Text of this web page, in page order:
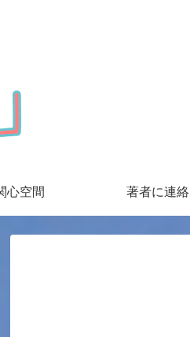
心空間 著者に連絡